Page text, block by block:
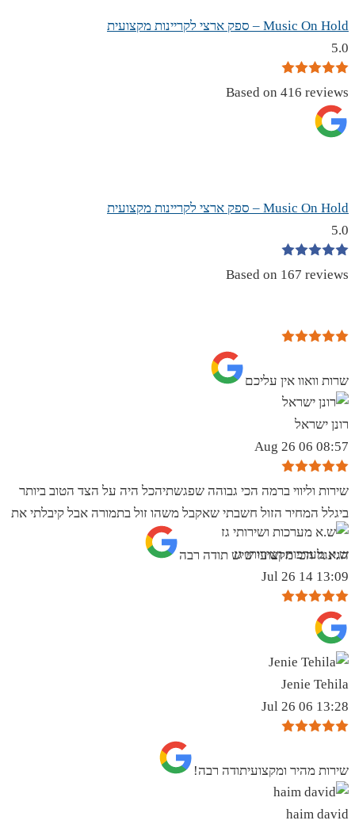
Music On Hold – ספק ארצי לקריינות מקצועית
5.0
Based on 416 reviews
Music On Hold – ספק ארצי לקריינות מקצועית
5.0
Based on 167 reviews
שרות וואוו אין עליכם
רונן ישראל
08:57 06 Aug 26
שירות וליווי ברמה הכי גבוהה שפגשתיהכל היה על הצד הטוב ביותר
ביגלל המחיר הזול חשבתי שאקבל משהו זול בתמורה אבל קיבלתי את
הגינגל הכי מקצועי שיש תודה רבה
ש.א מערכות ושירותי גז
13:09 14 Jul 26
Jenie Tehila
13:28 06 Jul 26
שירות מהיר ומקצועיתודה רבה!
haim david